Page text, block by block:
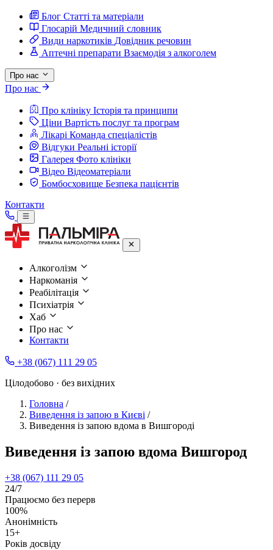
Блог Статті та матеріали
Глосарій Медичний словник
Види наркотиків Довідник речовин
Аптечні препарати Взаємодія з алкоголем
Про нас
Про нас
Про клініку Історія та принципи
Ціни Вартість послуг та програм
Лікарі Команда спеціалістів
Відгуки Реальні історії
Галерея Фото клініки
Відео Відеоматеріали
Бомбосховище Безпека пацієнтів
Контакти
Алкоголізм
Наркоманія
Реабілітація
Психіатрія
Хаб
Про нас
Контакти
+38 (067) 111 29 05
Цілодобово · без вихідних
Головна /
Виведення із запою в Києві /
Виведення із запою вдома в Вишгороді
Виведення із запою вдома Вишгород
+38 (067) 111 29 05
24/7
Працюємо без перерв
100%
Анонімність
15+
Років досвіду